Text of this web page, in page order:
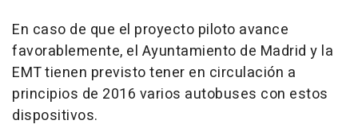
En caso de que el proyecto piloto avance
favorablemente, el Ayuntamiento de Madrid y la
EMT tienen previsto tener en circulación a
principios de 2016 varios autobuses con estos
dispositivos.